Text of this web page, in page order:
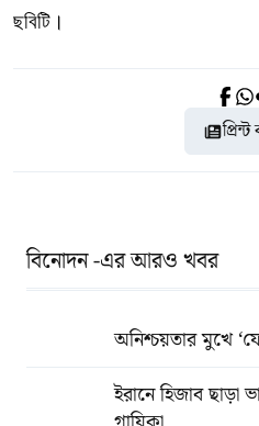
ছবিটি।
বিনোদন -এর আরও খবর
অনিশ্চয়তার মুখে
ইরানে হিজাব ছাড়া